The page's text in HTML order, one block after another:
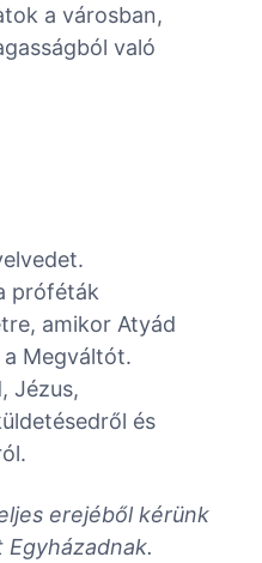
a városban,
való
próféták
amikor Atyád
Megváltót.
Jézus,
és
erejéből kérünk